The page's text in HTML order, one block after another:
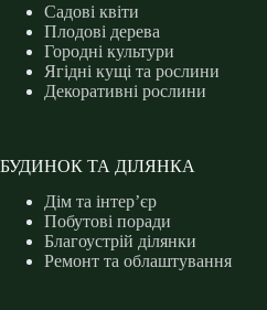
Садові квіти
Плодові дерева
Городні культури
Ягідні кущі та рослини
Декоративні рослини
БУДИНОК ТА ДІЛЯНКА
Дім та інтер’єр
Побутові поради
Благоустрій ділянки
Ремонт та облаштування